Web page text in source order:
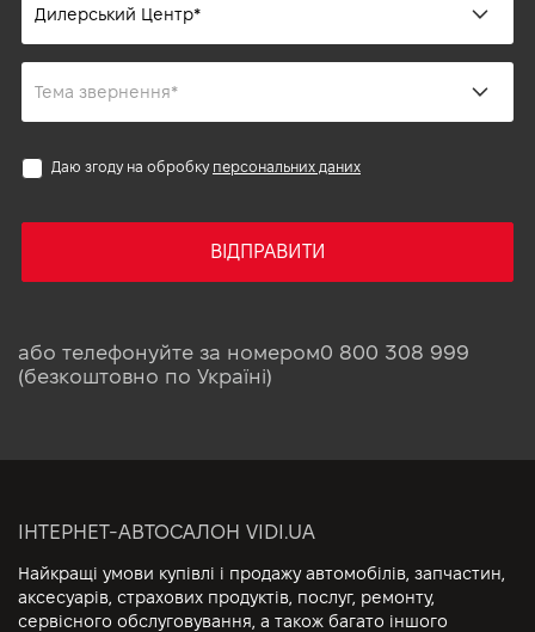
Даю згоду на обробку персональних даних
ВІДПРАВИТИ
або телефонуйте за номером0 800 308 999
(безкоштовно по Україні)
ІНТЕРНЕТ-АВТОСАЛОН VIDI.UA
Найкращі умови купівлі і продажу автомобілів, запчастин,
аксесуарів, страхових продуктів, послуг, ремонту,
сервісного обслуговування, а також багато іншого